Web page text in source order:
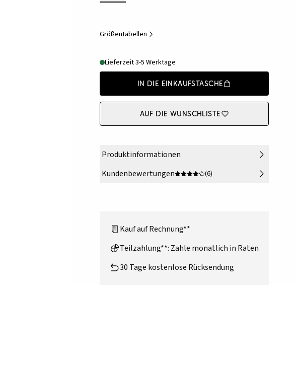
Größentabellen
Lieferzeit 3-5 Werktage
In die Einkaufstasche
Auf die Wunschliste
Produktinformationen
Kundenbewertungen
(6)
Kauf auf Rechnung**
Teilzahlung**: Zahle monatlich in Raten
30 Tage kostenlose Rücksendung